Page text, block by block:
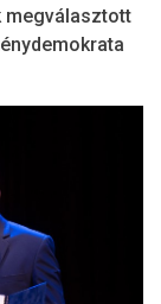
megválasztott